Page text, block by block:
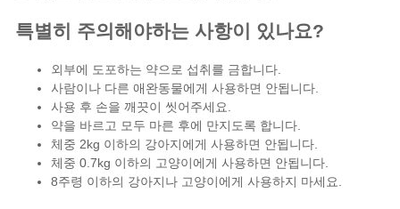
특별히 주의해야하는 사항이 있나요?
외부에 도포하는 약으로 섭취를 금합니다.
사람이나 다른 애완동물에게 사용하면 안됩니다.
사용 후 손을 깨끗이 씻어주세요.
약을 바르고 모두 마른 후에 만지도록 합니다.
체중 2kg 이하의 강아지에게 사용하면 안됩니다.
체중 0.7kg 이하의 고양이에게 사용하면 안됩니다.
8주령 이하의 강아지나 고양이에게 사용하지 마세요.